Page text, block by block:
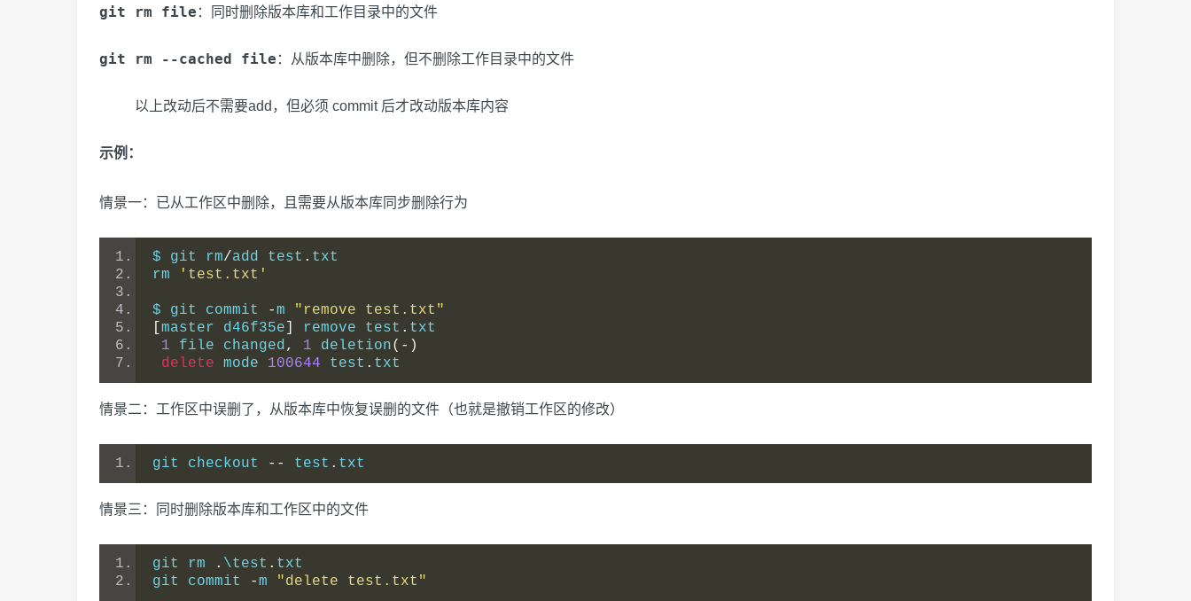
git rm file ：同时删除版本库和工作目录中的文件
git rm --cached file ：从版本库中删除，但不删除工作目录中的文件
以上改动后不需要add，但必须 commit 后才改动版本库内容
示例：
情景一：已从工作区中删除，且需要从版本库同步删除行为
$ git rm/add test . txt
rm
'test.txt'
$ git commit -m
"remove test.txt"
master d46f35e remove test . txt
1 file changed, 1 deletion(-)
delete mode 100644 test . txt
情景二：工作区中误删了，从版本库中恢复误删的文件（也就是撤销工作区的修改）
git checkout -- test . txt
情景三：同时删除版本库和工作区中的文件
git rm . \test . txt
git commit
-m "delete test.txt"